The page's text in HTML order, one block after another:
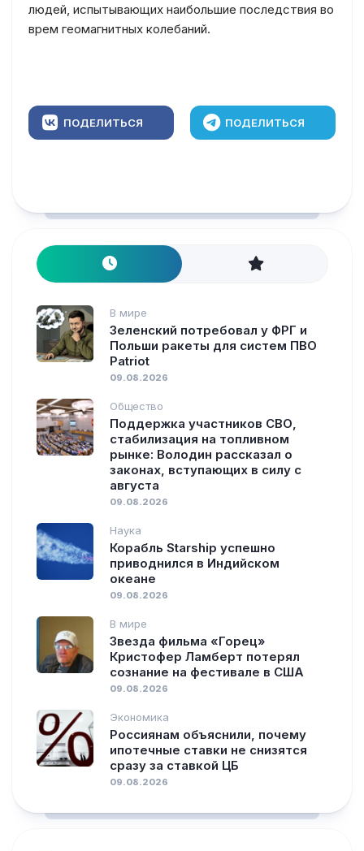
людей, испытывающих наибольшие последствия во
врем геомагнитных колебаний.
ПОДЕЛИТЬСЯ ПОДЕЛИТЬСЯ
В мире
Зеленский потребовал у ФРГ и
Польши ракеты для систем ПВО
Patriot
09.08.2026
Общество
Поддержка участников СВО,
стабилизация на топливном
рынке: Володин рассказал о
законах, вступающих в силу с
августа
09.08.2026
Наука
Корабль Starship успешно
приводнился в Индийском
океане
09.08.2026
В мире
Звезда фильма «Горец»
Кристофер Ламберт потерял
сознание на фестивале в США
09.08.2026
Экономика
Россиянам объяснили, почему
ипотечные ставки не снизятся
сразу за ставкой ЦБ
09.08.2026